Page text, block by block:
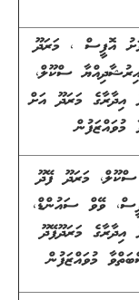
އޮފީސް ، މަރަދޫ
ސްކޫލް،
އިދާރާގެ މަރަދޫ އަށް
މަރަދޫ ފޭދޫ
ވޭވް ސައުންޑް،
މަރަދޫފޭދޫ
މުވައްޒަފުން